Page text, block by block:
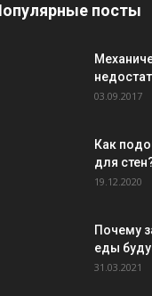
посты
03.09.2017
Как
для
19.12.2020
Почему
еды
31.03.2021